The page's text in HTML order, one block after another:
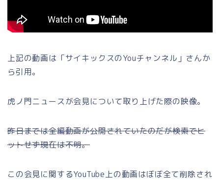
上記の動画は「サイキックスのYouチャンネル」さんか
ら引用。
虎ノ門ニュースが会見について取り上げた際の映像。
昨日までは全編動画が公開されていたのだが検索でヒ
ットせず現在は不明。
この会見に関するYouTube上の動画はぼぼ全て削除され